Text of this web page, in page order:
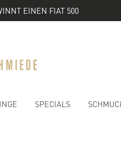
EINEN FIAT 500
SPECIALS